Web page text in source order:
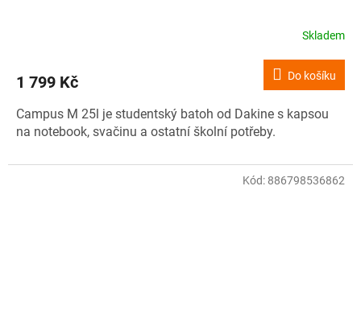
Skladem
1 799 Kč Do košíku
Campus M 25l je studentský batoh od Dakine s kapsou
na notebook, svačinu a ostatní školní potřeby.
Kód: 886798536862